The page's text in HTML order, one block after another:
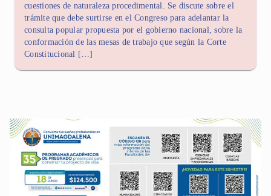
cuestiones de naturaleza procedimental. Se discute sobre el
trámite que debe surtirse en el Congreso para adelantar la
consulta popular propuesta por el gobierno nacional, sobre la
conformación de las mesas de trabajo que según la Corte
Constitucional […]